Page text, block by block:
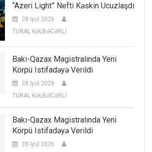
“Azeri Light” Nefti Kəskin Ucuzlaşdı
28 İyul 2026
TURAL KƏLBƏCƏRLİ
Bakı-Qazax Magistralında Yeni
Körpü Istifadəyə Verildi
28 İyul 2026
TURAL KƏLBƏCƏRLİ
Bakı-Qazax Magistralında Yeni
Körpü Istifadəyə Verildi
28 İyul 2026